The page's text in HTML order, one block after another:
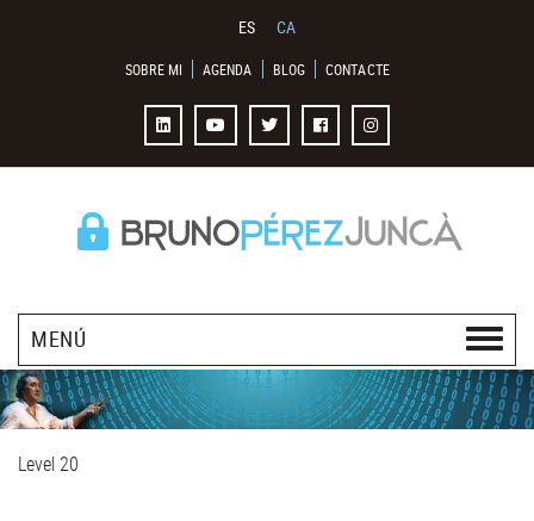
ES CA
SOBRE MI AGENDA BLOG CONTACTE
MENÚ
Level 20